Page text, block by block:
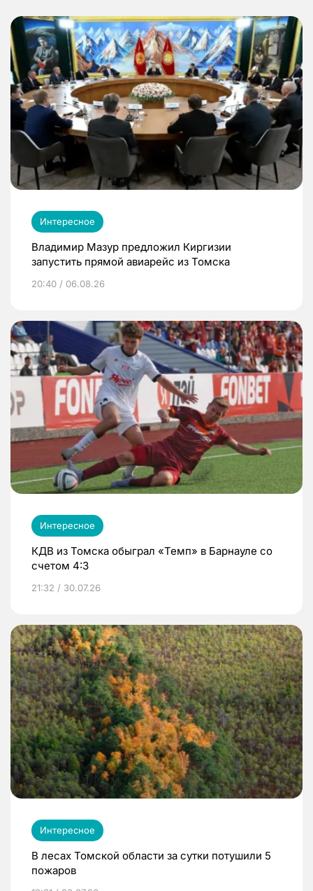
Интересное
Владимир Мазур предложил Киргизии
запустить прямой авиарейс из Томска
20:40 / 06.08.26
Интересное
КДВ из Томска обыграл «Темп» в Барнауле со
счетом 4:3
21:32 / 30.07.26
Интересное
В лесах Томской области за сутки потушили 5
пожаров